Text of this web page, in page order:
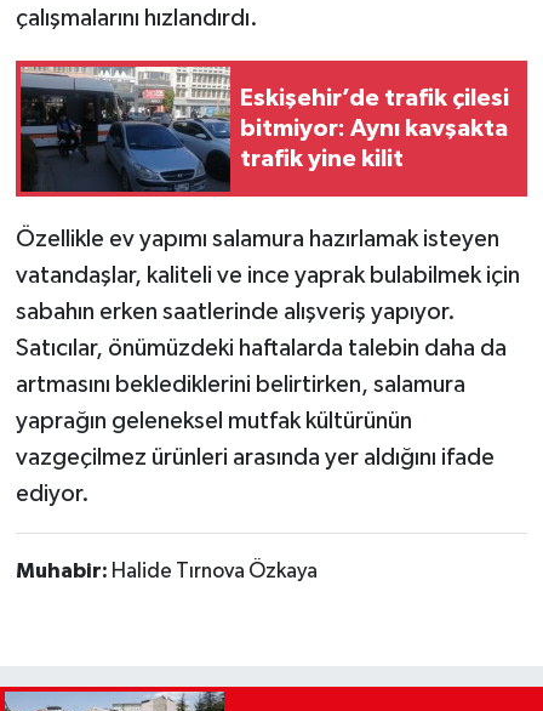
çalışmalarını hızlandırdı.
Eskişehir’de trafik çilesi
bitmiyor: Aynı kavşakta
trafik yine kilit
Özellikle ev yapımı salamura hazırlamak isteyen
vatandaşlar, kaliteli ve ince yaprak bulabilmek için
sabahın erken saatlerinde alışveriş yapıyor.
Satıcılar, önümüzdeki haftalarda talebin daha da
artmasını beklediklerini belirtirken, salamura
yaprağın geleneksel mutfak kültürünün
vazgeçilmez ürünleri arasında yer aldığını ifade
ediyor.
Muhabir: Halide Tırnova Özkaya